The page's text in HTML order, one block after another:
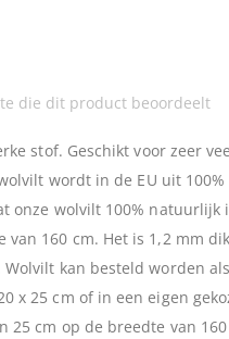
die dit product beoordeelt
stof. Geschikt voor zeer
wordt in de EU uit 100%
onze wolvilt 100% natuurlijk
160 cm. Het is 1,2 mm
kan besteld worden
x 25 cm of in een eigen
25 cm op de breedte van